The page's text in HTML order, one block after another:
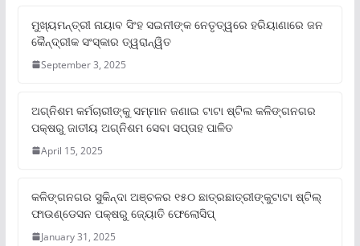
ମୁଖ୍ୟମନ୍ତ୍ରୀ ନାୟାବ ସିଂହ ସଇନୀଙ୍କ ନେତୃତ୍ୱରେ ହରିୟାଣାରେ ଜନ
କୈନ୍ଦ୍ରୀକ ସଂସ୍କାର ତ୍ୱରାନ୍ୱିତ
September 3, 2025
ଅଗ୍ନିଶମ କର୍ମଚାରୀଙ୍କୁ ସମ୍ମାନ ଜଣାଇ ଟାଟା ଷ୍ଟିଲ କଳିଙ୍ଗନଗର
ପକ୍ଷରୁ ଜାତୀୟ ଅଗ୍ନିଶମ ସେବା ସପ୍ତାହ ପାଳିତ
April 15, 2025
କଳିଙ୍ଗନଗର ସୁକିନ୍ଦା ଅଞ୍ଚଳର ୧୫୦ ଛାତ୍ରଛାତ୍ରୀଙ୍କୁଟାଟା ଷ୍ଟିଲ୍
ଫାଉଣ୍ଡେସନ ପକ୍ଷରୁ ଜ୍ୟୋତି ଫେଲୋସିପ୍‌
January 31, 2025